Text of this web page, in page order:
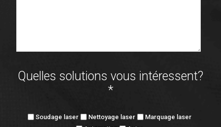
Quelles solutions vous intéressent?
*
Soudage laser Nettoyage laser
Marquage laser